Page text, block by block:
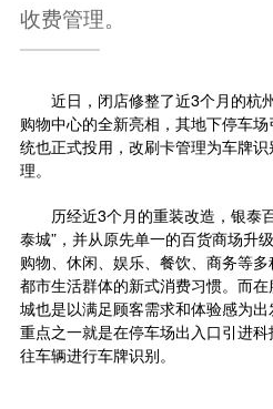
收费管理。
近日，闭店修整了近3个月的杭
购物中心的全新亮相，其地下停车
统也正式投用，改刷卡管理为车牌
理。
历经近3个月的重装改造，银泰
泰城”，并从原先单一的百货商场升
购物、休闲、娱乐、餐饮、商务等
都市生活群体的新式消费习惯。而
城也是以满足顾客需求和体验感为
重点之一就是在停车场出入口引进
往车辆进行车牌识别。